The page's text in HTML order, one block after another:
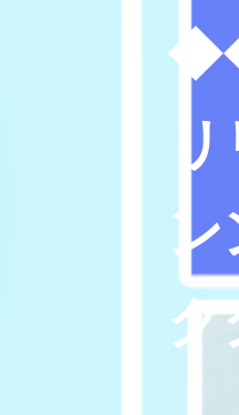
◆
リ
ン
ク